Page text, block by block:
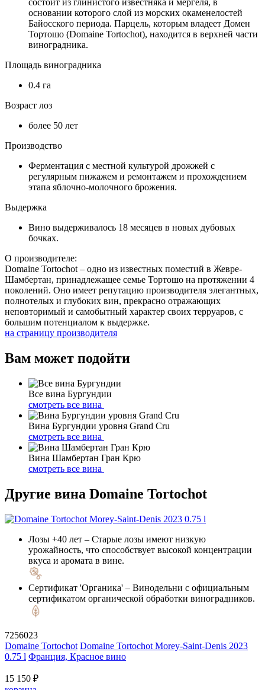
основании которого слой из морских окаменелостей
Байосского периода. Парцель, которым владеет Домен
Тортошо (Domaine Tortochot), находится в верхней части
виноградника.
Площадь виноградника
0.4 га
Возраст лоз
более 50 лет
Производство
Ферментация с местной культурой дрожжей с
регулярным пижажем и ремонтажем и прохождением
этапа яблочно-молочного брожения.
Выдержка
Вино выдерживалось 18 месяцев в новых дубовых
бочках.
О производителе:
Domaine Tortochot – одно из известных поместий в Жевре-
Шамбертан, принадлежащее семье Тортошо на протяжении 4
поколений. Оно имеет репутацию производителя элегантных,
полнотелых и глубоких вин, прекрасно отражающих
неповторимый и самобытный характер своих терруаров, с
большим потенциалом к выдержке.
на страницу производителя
Вам может подойти
Все вина Бургундии
смотреть все вина
Вина Бургундии уровня Grand Cru
смотреть все вина
Вина Шамбертан Гран Крю
смотреть все вина
Другие вина Domaine Tortochot
Лозы +40 лет – Старые лозы имеют низкую
урожайность, что способствует высокой концентрации
вкуса и аромата в вине.
Сертификат 'Органика' – Винодельни с официальным
сертификатом органической обработки виноградников.
7256023
Domaine Tortochot Domaine Tortochot Morey-Saint-Denis 2023
0.75 l Франция, Красное вино
15 150 ₽